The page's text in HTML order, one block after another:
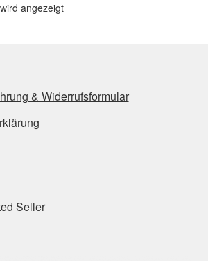
angezeigt
& Widerrufsformular